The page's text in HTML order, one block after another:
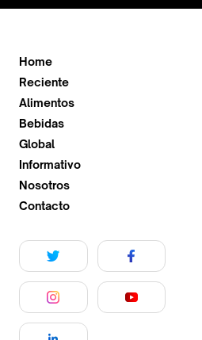
Home
Reciente
Alimentos
Bebidas
Global
Informativo
Nosotros
Contacto